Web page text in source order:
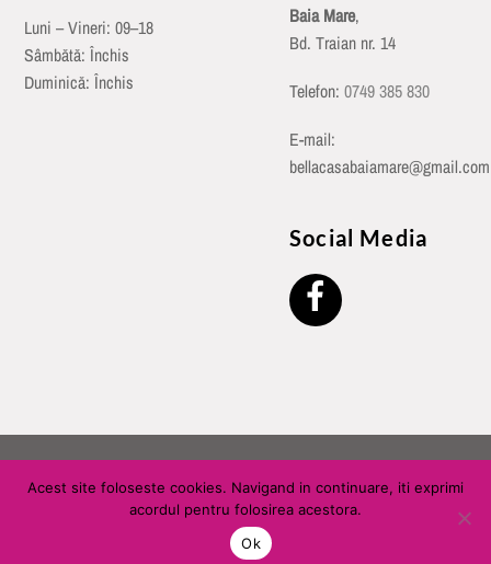
Luni – Vineri: 09–18
Sâmbătă: Închis
Duminică: Închis
Baia Mare,
Bd. Traian nr. 14
Telefon: 0749 385 830
E-mail:
bellacasabaiamare@gmail.com
Social Media
©Bella Casa Baia Mare 2026
Acest site foloseste cookies. Navigand in continuare, iti exprimi
acordul pentru folosirea acestora.
Ok